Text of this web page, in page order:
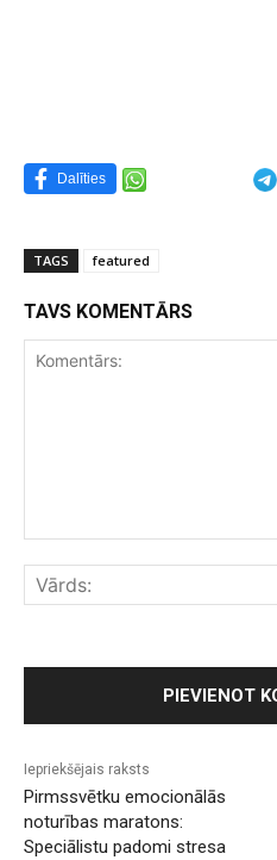
Dalīties
TAGS featured
TAVS KOMENTĀRS
Iepriekšējais raksts
Pirmssvētku emocionālās
noturības maratons:
Speciālistu padomi stresa